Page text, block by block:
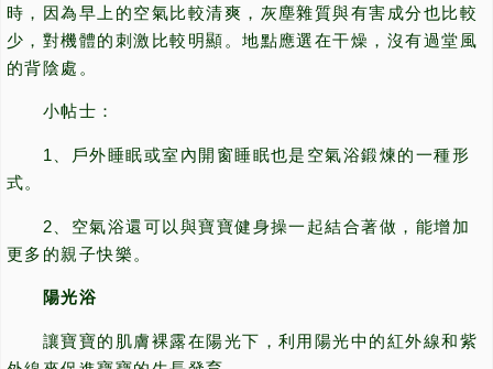
時，因為早上的空氣比較清爽，灰塵雜質與有害成分也比較
少，對機體的刺激比較明顯。地點應選在干燥，沒有過堂風
的背陰處。
小帖士：
1、戶外睡眠或室內開窗睡眠也是空氣浴鍛煉的一種形
式。
2、空氣浴還可以與寶寶健身操一起結合著做，能增加
更多的親子快樂。
陽光浴
讓寶寶的肌膚裸露在陽光下，利用陽光中的紅外線和紫